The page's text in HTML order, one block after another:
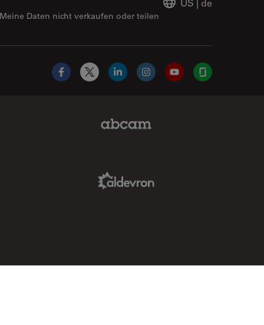
Meine Daten nicht verkaufen oder teilen
US | de
Facebook
X LinkedInInstagramYouTubeGlassdoor